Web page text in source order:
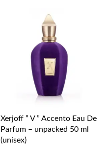
Xerjoff ” V ” Accento Eau De
Parfum – unpacked 50 ml
(unisex)